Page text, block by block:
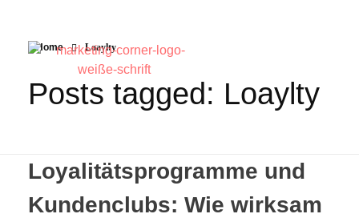
Home Loaylty
Posts tagged: Loaylty
Loyalitätsprogramme und
Kundenclubs: Wie wirksam